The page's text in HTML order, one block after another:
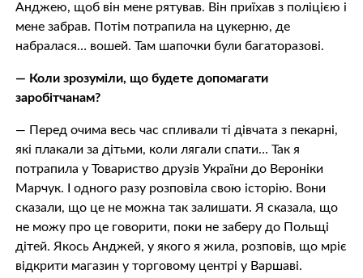
Анджею, щоб він мене рятував. Він приїхав з поліцією і
мене забрав. Потім потрапила на цукерню, де
набралася… вошей. Там шапочки були багаторазові.
— Коли зрозуміли, що будете допомагати
заробітчанам?
— Перед очима весь час спливали ті дівчата з пекарні,
які плакали за дітьми, коли лягали спати… Так я
потрапила у Товариство друзів України до Вероніки
Марчук. І одного разу розповіла свою історію. Вони
сказали, що це не можна так залишати. Я сказала, що
не можу про це говорити, поки не заберу до Польщі
дітей. Якось Анджей, у якого я жила, розповів, що мріє
відкрити магазин у торговому центрі у Варшаві.